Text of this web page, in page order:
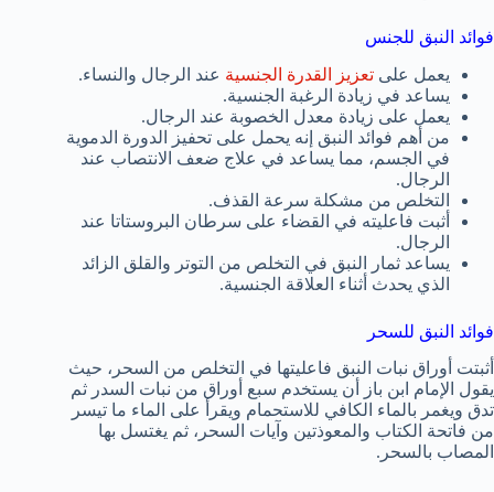
فوائد النبق للجنس
يعمل على تعزيز القدرة الجنسية عند الرجال والنساء.
يساعد في زيادة الرغبة الجنسية.
يعمل على زيادة معدل الخصوبة عند الرجال.
من أهم فوائد النبق إنه يحمل على تحفيز الدورة الدموية
في الجسم، مما يساعد في علاج ضعف الانتصاب عند
الرجال.
التخلص من مشكلة سرعة القذف.
أثبت فاعليته في القضاء على سرطان البروستاتا عند
الرجال.
يساعد ثمار النبق في التخلص من التوتر والقلق الزائد
الذي يحدث أثناء العلاقة الجنسية.
فوائد النبق للسحر
أثبتت أوراق نبات النبق فاعليتها في التخلص من السحر، حيث
يقول الإمام ابن باز أن يستخدم سبع أوراق من نبات السدر ثم
تدق ويغمر بالماء الكافي للاستحمام ويقرأ على الماء ما تيسر
من فاتحة الكتاب والمعوذتين وآيات السحر، ثم يغتسل بها
المصاب بالسحر.